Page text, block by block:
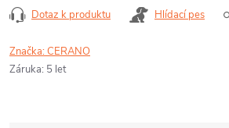
Dotaz k produktu Hlídací pes
Značka:CERANO
Záruka: 5 let